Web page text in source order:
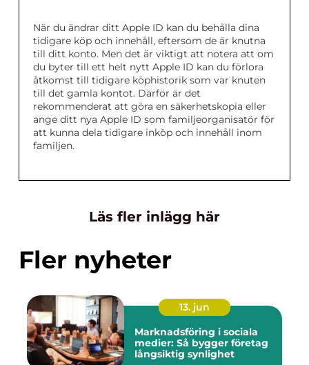
När du ändrar ditt Apple ID kan du behålla dina
tidigare köp och innehåll, eftersom de är knutna
till ditt konto. Men det är viktigt att notera att om
du byter till ett helt nytt Apple ID kan du förlora
åtkomst till tidigare köphistorik som var knuten
till det gamla kontot. Därför är det
rekommenderat att göra en säkerhetskopia eller
ange ditt nya Apple ID som familjeorganisatör för
att kunna dela tidigare inköp och innehåll inom
familjen.
Läs fler inlägg här
Fler nyheter
13. jun
Marknadsföring i sociala
medier: Så bygger företag
långsiktig synlighet